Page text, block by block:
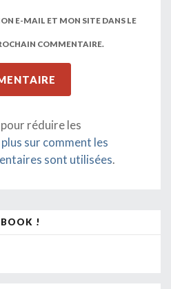
E-MAIL ET MON SITE DANS LE
COMMENTAIRE.
réduire les
plus sur comment les
sont utilisées.
!